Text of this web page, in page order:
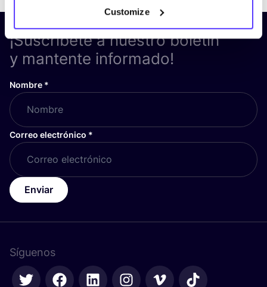
Customize
¡Suscríbete a nuestro boletín
y mantente informado!
Nombre *
Correo electrónico *
Enviar
Síguenos